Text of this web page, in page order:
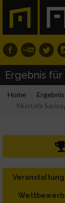
Ergebnis
Home
Mustafa
Veranstaltung
Wettbewerb